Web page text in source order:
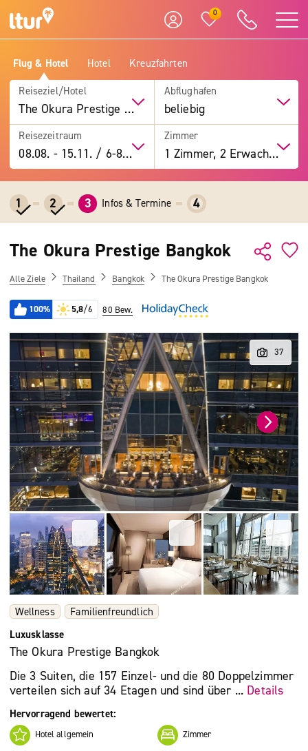
0
Flug & Hotel Hotel Kreuzfahrten
Reiseziel/Hotel
The Okura Prestige Bangkok
Abflughafen
beliebig
Reisezeitraum
08.08. -15.11. / 6-8 Tage
Zimmer
1 Zimmer, 2 Erwachsene
1 2 3 Infos & Termine 4
The Okura Prestige Bangkok
Alle Ziele Thailand Bangkok The Okura Prestige Bangkok
100% 5,8/6 80 Bew.
Wellness
Familienfreundlich
Luxusklasse
The Okura Prestige Bangkok
Die 3 Suiten, die 157 Einzel- und die 80 Doppelzimmer
verteilen sich auf 34 Etagen und sind über ... Details
Hervorragend bewertet:
Hotel allgemein Zimmer